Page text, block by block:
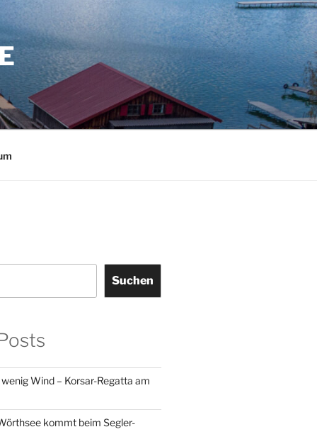
Suchen
Wind – Korsar-Regatta am
kommt beim Segler-